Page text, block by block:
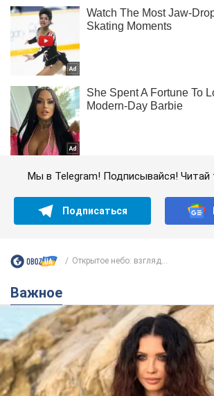
Мы в Telegram! Подписывайся! Читай
Подписаться
Открытое небо: взгляд...
Важное